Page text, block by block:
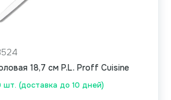
шт. (доставка до 10 дней)
18,7 см P.L. Proff Cuisine